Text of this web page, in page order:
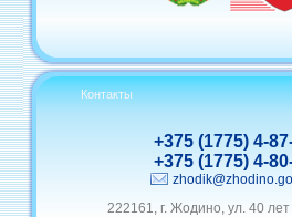
Контакты
+375 (1775) 4-
+375 (1775) 4-
222161, г. Жодино, ул. 40